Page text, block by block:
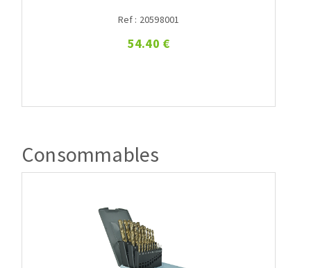
Ref : 20598001
54.40 €
Consommables